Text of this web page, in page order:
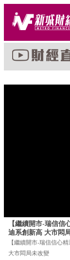
【繼續開市-瑞信信
迪系創新高 大市悶
【繼續開市-瑞信信心
大市悶局未改變